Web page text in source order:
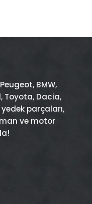
Peugeot, BMW,
, Toyota, Dacia,
parçaları,
ve motor